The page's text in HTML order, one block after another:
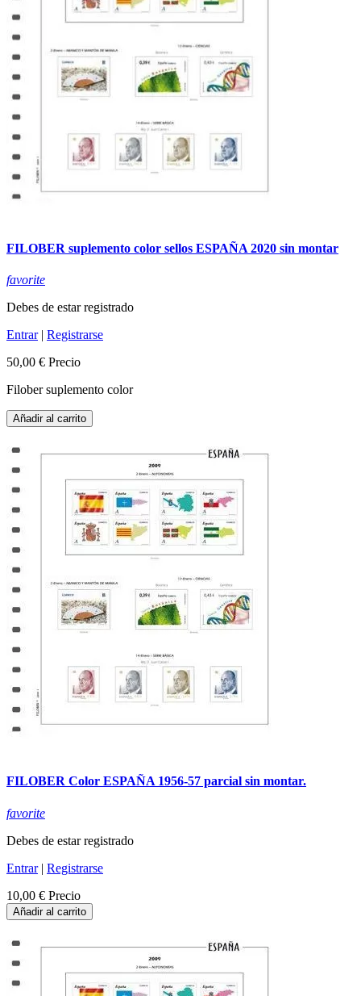
FILOBER suplemento color sellos ESPAÑA 2020 sin montar
favorite
Debes de estar registrado
Entrar| Registrarse
50,00 € Precio
Filober suplemento color
Añadir al carrito
FILOBER Color ESPAÑA 1956-57 parcial sin montar.
favorite
Debes de estar registrado
Entrar| Registrarse
10,00 € Precio
Añadir al carrito